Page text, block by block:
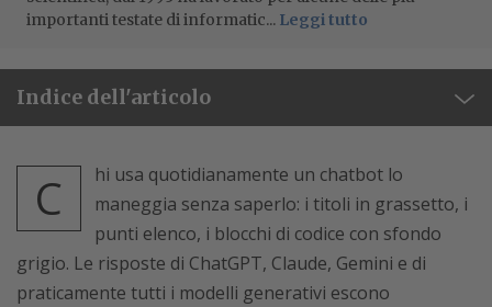
importanti testate di informatic... Leggi tutto
Indice dell'articolo
C
hi usa quotidianamente un chatbot lo
maneggia senza saperlo: i titoli in grassetto, i
punti elenco, i blocchi di codice con sfondo
grigio. Le risposte di ChatGPT, Claude, Gemini e di
praticamente tutti i modelli generativi escono